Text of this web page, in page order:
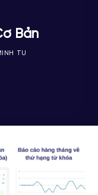
Bản
TU